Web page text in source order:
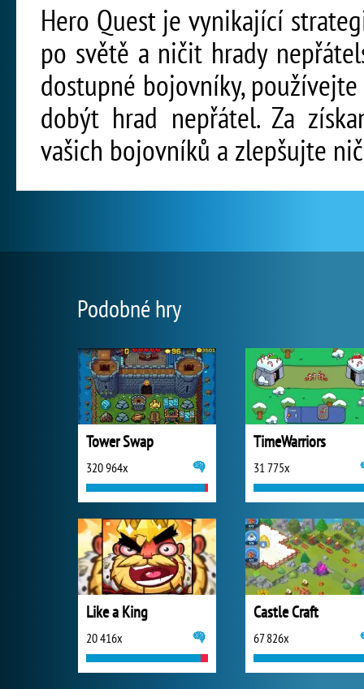
Hero Quest je vynikající
po světě a ničit hrady
dostupné bojovníky,
dobýt hrad nepřátel. Za
vašich bojovníků a zlepšujte
Podobné hry
Tower Swap
320 964x
TimeWarriors
31 775x
Like a King
20 416x
Castle Craft
67 826x